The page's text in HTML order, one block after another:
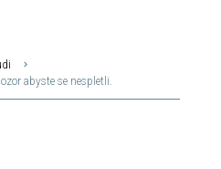
abyste se nespletli.